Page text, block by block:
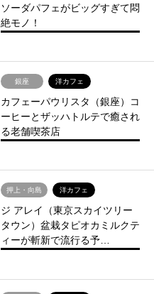
ソーダパフェがビッグすぎて悶
絶モノ！
銀座 洋カフェ
カフェーパウリスタ（銀座）コ
ーヒーとザッハトルテで癒され
る老舗喫茶店
押上・向島 洋カフェ
ジ アレイ（東京スカイツリー
タウン）盆栽タピオカミルクテ
ィーが斬新で流行る予…